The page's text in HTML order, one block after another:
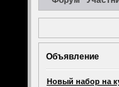
Объявление
Новый набор на